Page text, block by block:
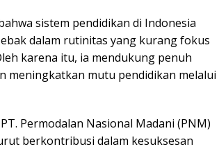
sistem pendidikan di Indonesia
dalam rutinitas yang kurang fokus
karena itu, ia mendukung penuh
meningkatkan mutu pendidikan melalui
Permodalan Nasional Madani (PNM)
berkontribusi dalam kesuksesan